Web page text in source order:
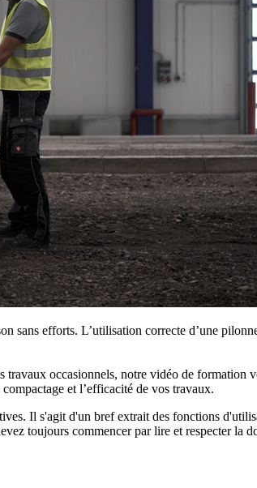
sans efforts. L’utilisation correcte d’une
travaux occasionnels, notre vidéo de
et l’efficacité de vos travaux.
Il s'agit d'un bref extrait des fonctions
toujours commencer par lire et respecter